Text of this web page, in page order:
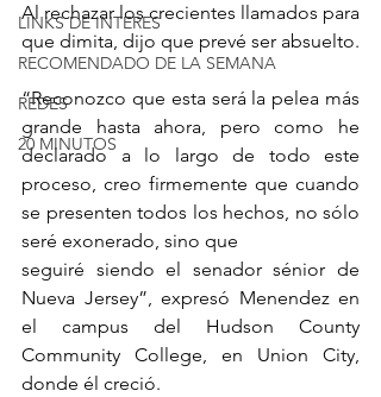
LINKS DE INTERES
RECOMENDADO DE LA SEMANA
REDES
20 MINUTOS
Al rechazar los crecientes llamados para
que dimita, dijo que prevé ser absuelto.
“Reconozco que esta será la pelea más
grande hasta ahora, pero como he
declarado a lo largo de todo este
proceso, creo firmemente que cuando
se presenten todos los hechos, no sólo
seré exonerado, sino que
seguiré siendo el senador sénior de
Nueva Jersey”, expresó Menendez en
el campus del Hudson County
Community College, en Union City,
donde él creció.